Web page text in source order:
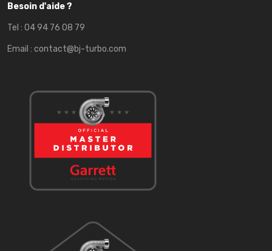
Besoin d'aide ?
Tel : 04 94 76 08 79
Email : contact@bj-turbo.com